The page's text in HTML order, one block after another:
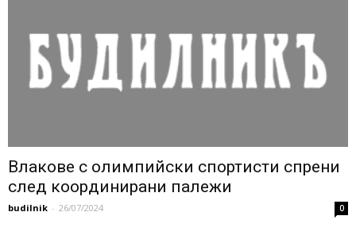
Влакове с олимпийски спортисти спрени
след координирани палежи
budilnik - 26/07/2024 0